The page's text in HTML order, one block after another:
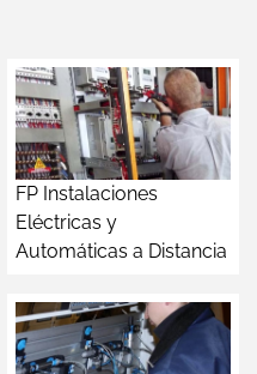
FP Instalaciones
Eléctricas y
Automáticas a Distancia